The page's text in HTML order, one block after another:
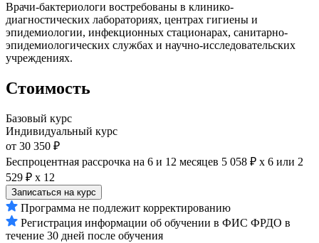
Врачи-бактериологи востребованы в клинико-
диагностических лабораториях, центрах гигиены и
эпидемиологии, инфекционных стационарах, санитарно-
эпидемиологических службах и научно-исследовательских
учреждениях.
Стоимость
Базовый курс
Индивидуальный курс
от 30 350 ₽
Беспроцентная рассрочка на 6 и 12 месяцев 5 058 ₽ х 6 или 2
529 ₽ х 12
Записаться на курс
Программа не подлежит корректированию
Регистрация информации об обучении в ФИС ФРДО в
течение 30 дней после обучения